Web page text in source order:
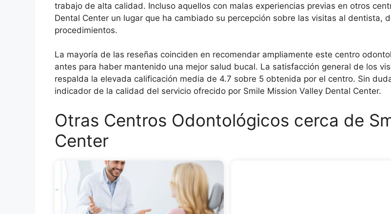
trabajo de alta calidad. Incluso aquellos con malas experiencias previas en otros
Dental Center un lugar que ha cambiado su percepción sobre las visitas al dentista,
procedimientos.
La mayoría de las reseñas coinciden en recomendar ampliamente este centro
antes para haber mantenido una mejor salud bucal. La satisfacción general de los
respalda la elevada calificación media de 4.7 sobre 5 obtenida por el centro. Sin
indicador de la calidad del servicio ofrecido por Smile Mission Valley Dental Center.
Otras Centros Odontológicos cerca de
Center